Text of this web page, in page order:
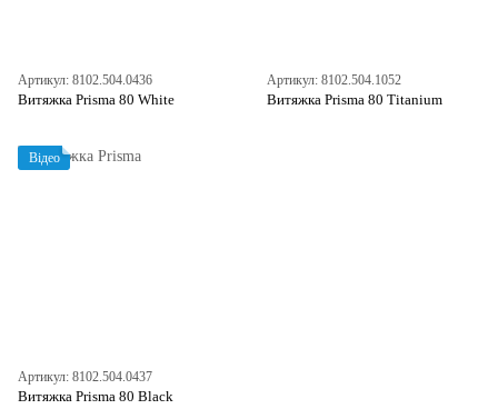
Артикул: 8102.504.0436
Витяжка Prisma 80 White
Артикул: 8102.504.1052
Витяжка Prisma 80 Titanium
Відео
Артикул: 8102.504.0437
Витяжка Prisma 80 Black